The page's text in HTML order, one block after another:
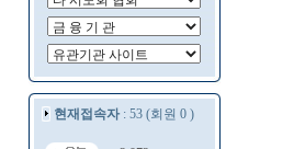
현재접속자: 53 (회원 0 )